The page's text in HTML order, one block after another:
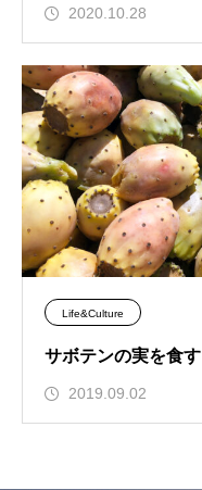
2020.10.28
Life&Culture
サボテンの実を食す
2019.09.02